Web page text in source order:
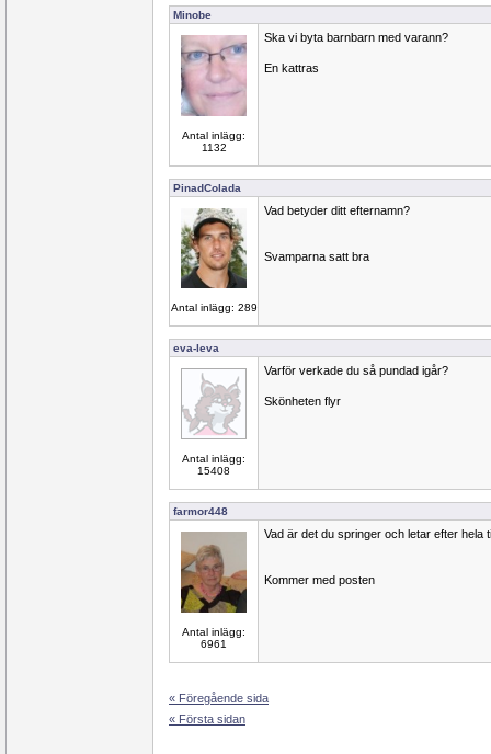
Minobe
Antal inlägg:
1132
Ska vi byta barnbarn med varann?
En kattras
PinadColada
Antal inlägg: 289
Vad betyder ditt efternamn?
Svamparna satt bra
eva-leva
Antal inlägg:
15408
Varför verkade du så pundad igår?
Skönheten flyr
farmor448
Antal inlägg:
6961
Vad är det du springer och letar efter hela
Kommer med posten
« Föregående sida
« Första sidan